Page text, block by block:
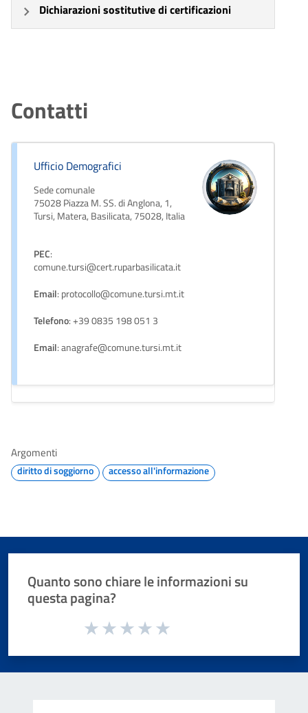
Dichiarazioni sostitutive di certificazioni
Contatti
Ufficio Demografici
Sede comunale
75028 Piazza M. SS. di Anglona, 1,
Tursi, Matera, Basilicata, 75028, Italia
PEC:
comune.tursi@cert.ruparbasilicata.it
Email: protocollo@comune.tursi.mt.it
Telefono: +39 0835 198 051 3
Email: anagrafe@comune.tursi.mt.it
Argomenti
diritto di soggiorno accesso all'informazione
Quanto sono chiare le informazioni su
questa pagina?
Valuta da 1 a 5 stelle la pagina